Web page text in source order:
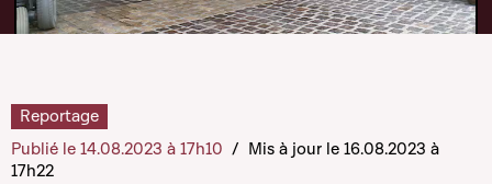
Reportage
Publié le 14.08.2023 à 17h10 / Mis à jour le 16.08.2023 à
17h22